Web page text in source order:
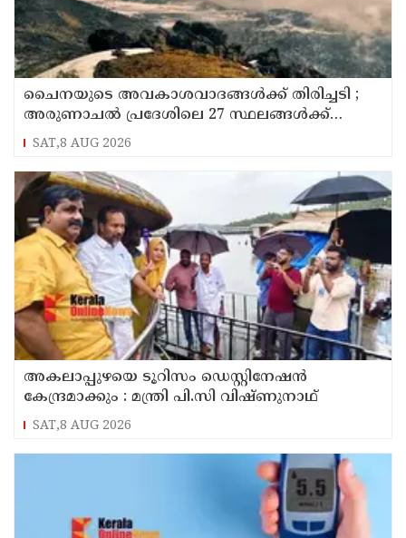
ചൈനയുടെ അവകാശവാദങ്ങൾക്ക് തിരിച്ചടി ;
അരുണാചൽ പ്രദേശിലെ 27 സ്ഥലങ്ങൾക്ക്
ഔദ്യോഗിക പേരുകൾ നൽകി ഇന്ത്യ
SAT,8 AUG 2026
അകലാപ്പുഴയെ ടൂറിസം ഡെസ്റ്റിനേഷന്‍
കേന്ദ്രമാക്കും : മന്ത്രി പി.സി വിഷ്ണുനാഥ്
SAT,8 AUG 2026